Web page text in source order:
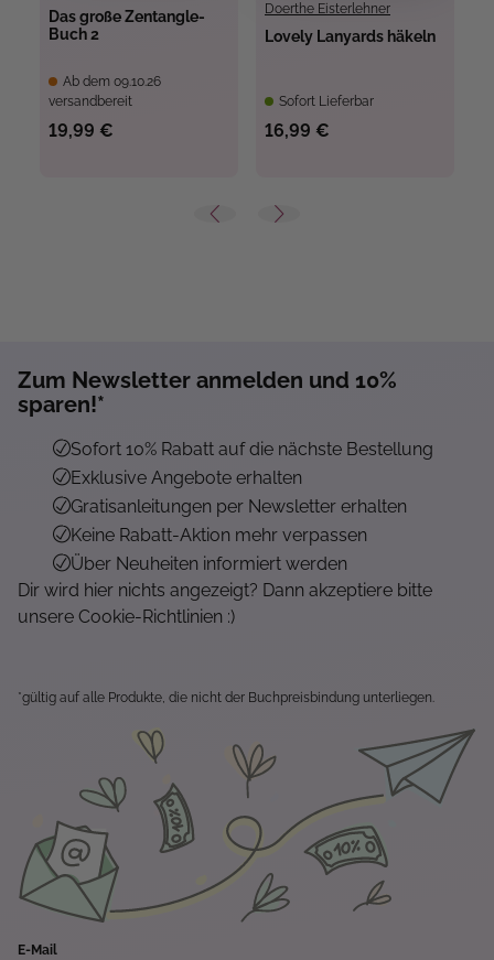
Das große Zentangle-
Buch 2
Ab dem 09.10.26
versandbereit
19,99 €
Doerthe Eisterlehner
Lovely Lanyards häkeln
Sofort Lieferbar
16,99 €
Zum Newsletter anmelden und 10%
sparen!*
Sofort 10% Rabatt auf die nächste Bestellung
Exklusive Angebote erhalten
Gratisanleitungen per Newsletter erhalten
Keine Rabatt-Aktion mehr verpassen
Über Neuheiten informiert werden
Dir wird hier nichts angezeigt? Dann akzeptiere bitte
unsere Cookie-Richtlinien :)
*gültig auf alle Produkte, die nicht der Buchpreisbindung unterliegen.
E-Mail